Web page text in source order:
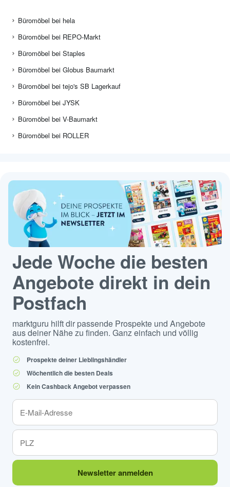
Büromöbel bei hela
Büromöbel bei REPO-Markt
Büromöbel bei Staples
Büromöbel bei Globus Baumarkt
Büromöbel bei tejo's SB Lagerkauf
Büromöbel bei JYSK
Büromöbel bei V-Baumarkt
Büromöbel bei ROLLER
Jede Woche die besten
Angebote direkt in dein
Postfach
marktguru hilft dir passende Prospekte und Angebote
aus deiner Nähe zu finden. Ganz einfach und völlig
kostenfrei.
Prospekte deiner Lieblingshändler
Wöchentlich die besten Deals
Kein Cashback Angebot verpassen
Newsletter anmelden